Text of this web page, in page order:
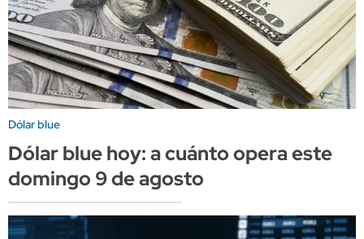
Dólar blue
Dólar blue hoy: a cuánto opera este
domingo 9 de agosto